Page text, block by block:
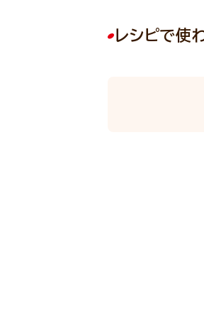
レシピで使